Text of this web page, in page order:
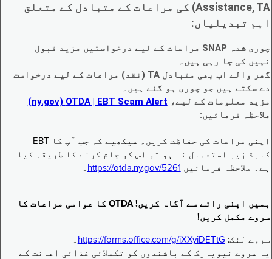
Assistance, TA) کی مراعات کے متبادل کے متعلق
اہم تبدیلیاں:
چوری شدہ SNAP مراعات کے لیے درخواستیں مزید قبول
نہیں کی جا رہی ہیں۔
گھر والے اب بھی متبادل TA (نقد) مراعات کے لیے درخواست
دے سکتے ہیں جو چوری ہو گئے ہیں۔
مزید معلومات کے لیے، EBT Scam Alert ‏| OTDA ‏(ny.gov)
ملاحظہ فرمائیں:
اپنی مراعات کی حفاظت کریں۔ سیکھیے کہ جب آپ کا EBT
کارڈ زیر استعمال نہ ہو تو اس کو جام کرنے کا طریقہ کیا
ہے۔ ملاحظہ فرمائیں https://otda.ny.gov/5261 ۔
ہمیں اپنی رائے سے آگاہ کریں! OTDA کا عوامی مراعات کا
سروے مکمل کریں!
سروے لنک: https://forms.office.com/g/iXXyiDETtG ۔
یہ سروے نیویارک کے باشندوں کو تکملائی غذائی اعانت کے